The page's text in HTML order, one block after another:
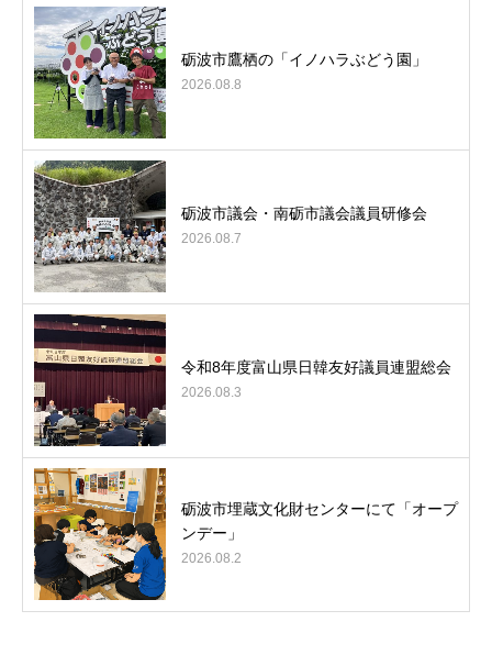
砺波市鷹栖の「イノハラぶどう園」
2026.08.8
砺波市議会・南砺市議会議員研修会
2026.08.7
令和8年度富山県日韓友好議員連盟総会
2026.08.3
砺波市埋蔵文化財センターにて「オープ
ンデー」
2026.08.2